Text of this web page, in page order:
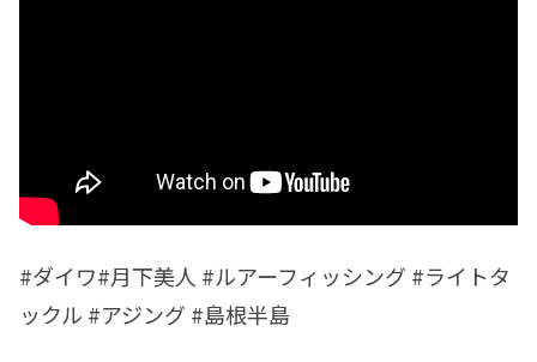
#ダイワ#月下美人 #ルアーフィッシング #ライトタ
ックル #アジング #島根半島